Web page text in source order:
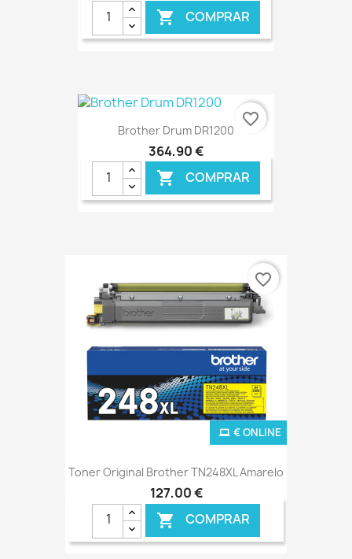
 COMPRAR
Brother Drum DR1200
364,90 €
 COMPRAR
€ ONLINE
favorite_border
Toner Original Brother TN248XL Amarelo
127,00 €
 COMPRAR
€ ONLINE
favorite_border